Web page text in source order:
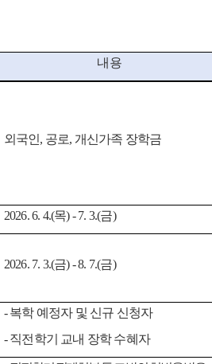
내용
외국인, 공로, 개신가족 장학금
2026. 6. 4.(목) - 7. 3.(금)
2026. 7. 3.(금) - 8. 7.(금)
-복학 예정자 및 신규 신청자
-직전학기 교내 장학 수혜자